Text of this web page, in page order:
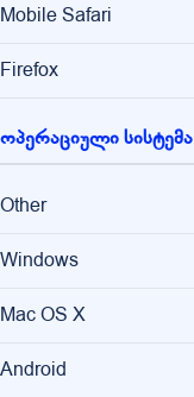
Mobile Safari
Firefox
ოპერაციული სისტემა
Other
Windows
Mac OS X
Android